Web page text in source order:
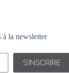
à la newsletter
S’INSCRIRE